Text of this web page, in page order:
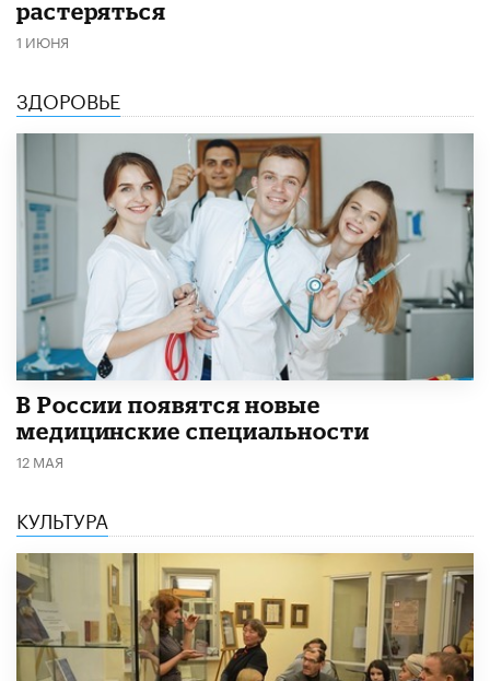
растеряться
1 ИЮНЯ
ЗДОРОВЬЕ
В России появятся новые
медицинские специальности
12 МАЯ
КУЛЬТУРА